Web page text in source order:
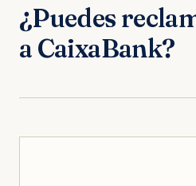
¿Puedes
a CaixaBank?